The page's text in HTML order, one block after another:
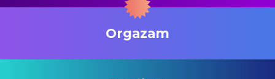
Orgazam